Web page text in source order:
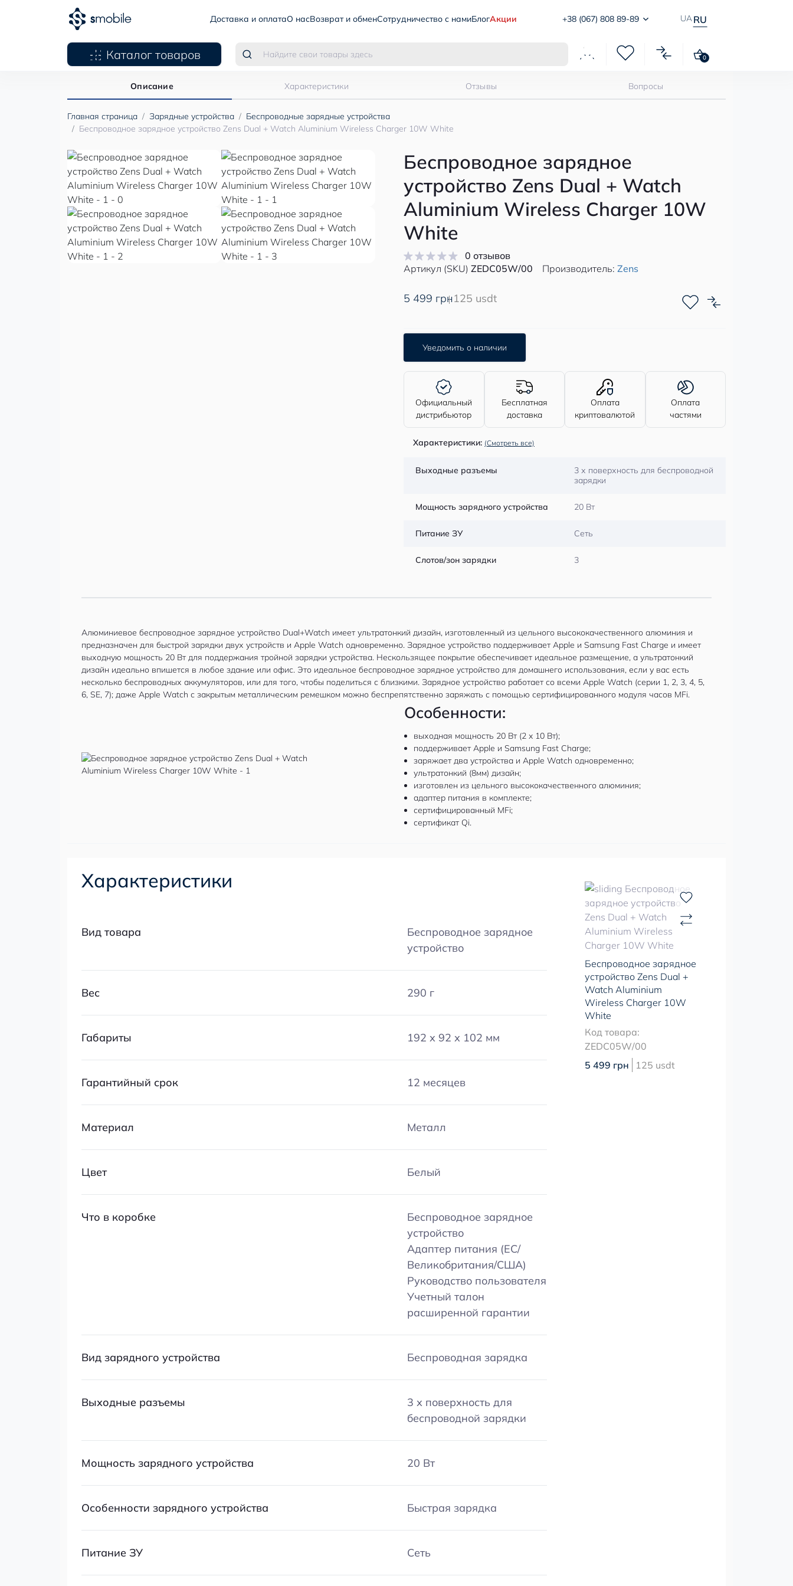
Доставка и оплатаО насВозврат и обменСотрудничество с намиБлогАкции +38 (067) 808 89-89 UA RU
Каталог товаров 0
Главная страница Зарядные устройства
Беспроводные зарядные устройства
Беспроводное зарядное устройство Zens Dual + Watch Aluminium Wireless Charger 10W White
Описание Характеристики Отзывы Вопросы
Беспроводное зарядное
устройство Zens Dual + Watch
Aluminium Wireless Charger 10W
White
0 отзывов
Артикул (SKU) ZEDC05W/00 Производитель: Zens
5 499 грн125 usdt
Уведомить о наличии
Официальный
дистрибьютор
Бесплатная
доставка
Оплата
криптовалютой
Оплата
частями
Характеристики: (Смотреть все)
Выходные разъемы
3 х поверхность для беспроводной
зарядки
Мощность зарядного устройства 20 Вт
Питание ЗУ Сеть
Слотов/зон зарядки 3
Алюминиевое беспроводное зарядное устройство Dual+Watch имеет ультратонкий дизайн, изготовленный из цельного высококачественного алюминия и
предназначен для быстрой зарядки двух устройств и Apple Watch одновременно. Зарядное устройство поддерживает Apple и Samsung Fast Charge и имеет
выходную мощность 20 Вт для поддержания тройной зарядки устройства. Нескользящее покрытие обеспечивает идеальное размещение, а ультратонкий
дизайн идеально впишется в любое здание или офис. Это идеальное беспроводное зарядное устройство для домашнего использования, если у вас есть
несколько беспроводных аккумуляторов, или для того, чтобы поделиться с близкими. Зарядное устройство работает со всеми Apple Watch (серии 1, 2, 3, 4, 5,
6, SE, 7); даже Apple Watch с закрытым металлическим ремешком можно беспрепятственно заряжать с помощью сертифицированного модуля часов MFi.
Особенности:
выходная мощность 20 Вт (2 x 10 Вт);
поддерживает Apple и Samsung Fast Charge;
заряжает два устройства и Apple Watch одновременно;
ультратонкий (8мм) дизайн;
изготовлен из цельного высококачественного алюминия;
адаптер питания в комплекте;
сертифицированный MFi;
сертификат Qi.
Характеристики
Вид товара
Беспроводное зарядное
устройство
Вес 290 г
Габариты 192 х 92 х 102 мм
Гарантийный срок 12 месяцев
Материал Металл
Цвет Белый
Что в коробке
Беспроводное зарядное
устройство
Адаптер питания (ЕС/
Великобритания/США)
Руководство пользователя
Учетный талон
расширенной гарантии
Вид зарядного устройства Беспроводная зарядка
Выходные разъемы
3 х поверхность для
беспроводной зарядки
Мощность зарядного устройства 20 Вт
Особенности зарядного устройства Быстрая зарядка
Питание ЗУ Сеть
Беспроводное зарядное
устройство Zens Dual +
Watch Aluminium
Wireless Charger 10W
White
Код товара:
ZEDC05W/00
5 499 грн
125 usdt